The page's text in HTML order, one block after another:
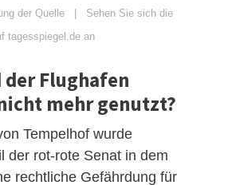
der Quelle | Sehen Sie sich die
tagesspiegel.de an
Flughafen
mehr genutzt?
Tempelhof wurde
der rot-rote Senat in dem
rechtliche Gefährdung für